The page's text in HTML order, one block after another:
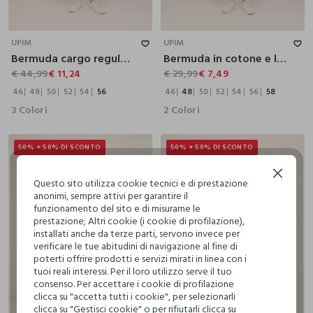
56
UPIM
Bermuda cargo regular fit in lino uomo
€ 44,99€ 11,24
46 48 50 52 54 56
3 Colori
56
UPIM
Bermuda in cotone e lino stretch uomo
€ 29,99€ 7,49
46 48 50 52 54 56 58
2 Colori
50% + 50% DI SCONTO 50% + 50% DI SCONTO
Questo sito utilizza cookie tecnici e di prestazione
anonimi, sempre attivi per garantire il
funzionamento del sito e di misurarne le
prestazione; Altri cookie (i cookie di profilazione),
installati anche da terze parti, servono invece per
verificare le tue abitudini di navigazione al fine di
poterti offrire prodotti e servizi mirati in linea con i
tuoi reali interessi. Per il loro utilizzo serve il tuo
consenso. Per accettare i cookie di profilazione
clicca su "accetta tutti i cookie", per selezionarli
clicca su "Gestisci cookie" o per rifiutarli clicca su
Continua senza accettare